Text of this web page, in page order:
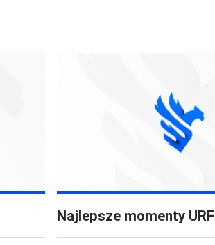
Najlepsze momenty URF